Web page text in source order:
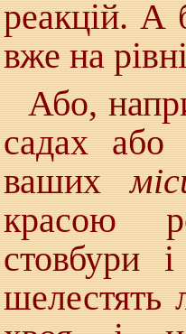
реакцій. А
вже на
Або,
садах
ваших
красою
стовбури
шелестять